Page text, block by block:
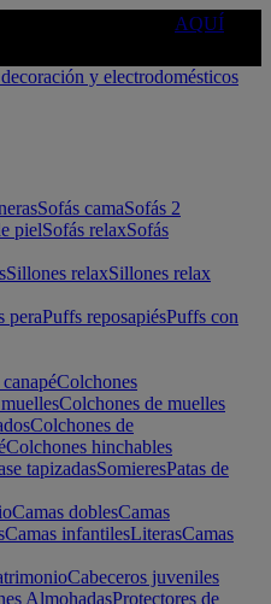
AQUÍ
Sofás camaSofás 2
pielSofás relaxSofás
Sillones relaxSillones relax
peraPuffs reposapiésPuffs con
Colchones
Colchones de muelles
Colchones de
Colchones hinchables
tapizadasSomieresPatas de
Camas doblesCamas
Camas infantilesLiterasCamas
Cabeceros juveniles
AlmohadasProtectores de